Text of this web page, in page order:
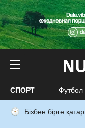
СПОРТ Футбол
Бізбен бірге